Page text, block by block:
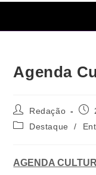
Agenda
Redação
Destaque
/
AGENDA